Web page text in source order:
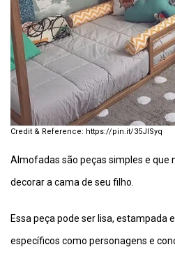
https://pin.it/35JlSyq
Almofadas são peças simples e que
decorar a cama de seu filho.
Essa peça pode ser lisa, estampada
específicos como personagens e